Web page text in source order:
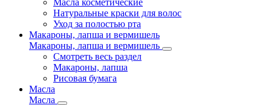
Масла косметические
Натуральные краски для волос
Уход за полостью рта
Макароны, лапша и вермишель
Макароны, лапша и вермишель
Смотреть весь раздел
Макароны, лапша
Рисовая бумага
Масла
Масла